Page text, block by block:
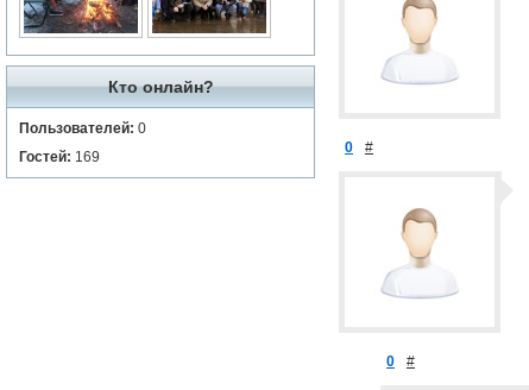
Кто онлайн?
Пользователей: 0
Гостей: 169
0 #
0 #